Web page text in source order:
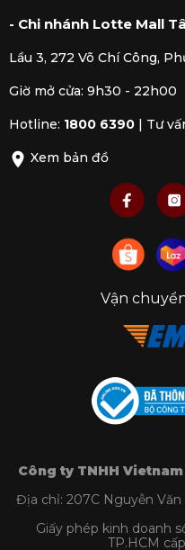
- Chi nhánh Lotte Mall
Lầu 3, 272 Võ Chí Công,
Giờ mở cửa: 9h30 - 22h00
Hotline: 1800 6390 Tư
Xem bản đồ
Vận
Công ty TNHH
Địa chỉ: 207C Nguyễn Văn
Giấy phép kinh doanh
TP.HCM